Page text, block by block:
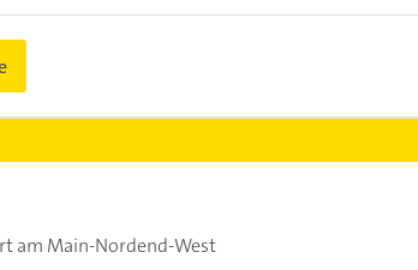
am Main-Nordend-West